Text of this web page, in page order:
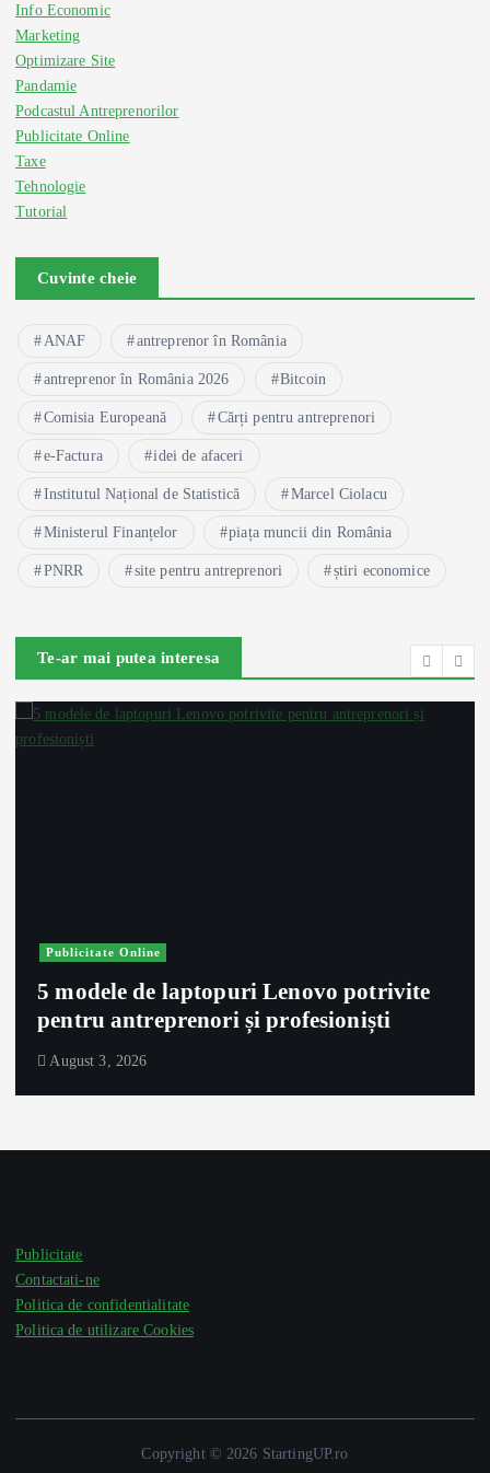
Info Economic
Marketing
Optimizare Site
Pandamie
Podcastul Antreprenorilor
Publicitate Online
Taxe
Tehnologie
Tutorial
Cuvinte cheie
ANAF antreprenor în România
antreprenor în România 2026 Bitcoin
Comisia Europeană Cărți pentru antreprenori
e-Factura idei de afaceri
Institutul Național de Statistică Marcel Ciolacu
Ministerul Finanțelor piața muncii din România
PNRR site pentru antreprenori știri economice
Te-ar mai putea interesa
Publicitate Online
5 modele de laptopuri Lenovo potrivite
pentru antreprenori și profesioniști
August 3, 2026
Publicitate
Contactati-ne
Politica de confidentialitate
Politica de utilizare Cookies
Copyright © 2026 StartingUP.ro